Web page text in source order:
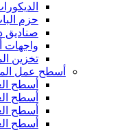
حزم
صناديق
واجهات
تخزين
أسطح عمل
أسطح
أسطح
أسطح
أسطح